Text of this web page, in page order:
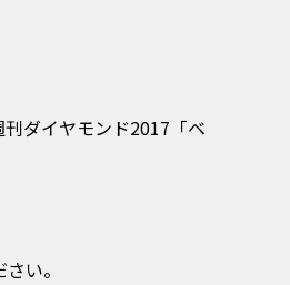
ダイヤモンド2017「ベ
い。